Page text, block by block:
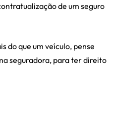
de um seguro
do que um veículo, pense
seguradora, para ter direito